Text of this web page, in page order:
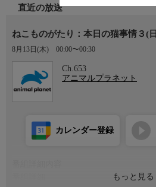
直近の放送
ねこものがたり：本日の猫事情３(
8月13日(木) 00:00〜00:30
Ch.653
アニマルプラネット
もっと見る
カレンダー登録